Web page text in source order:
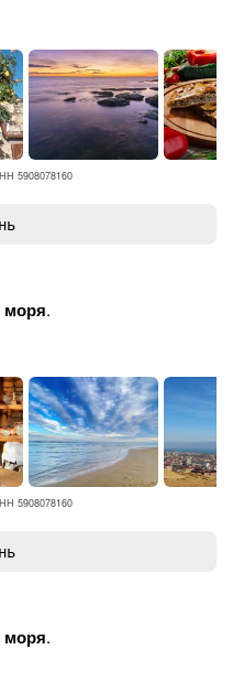
5908078160
моря.
5908078160
моря.